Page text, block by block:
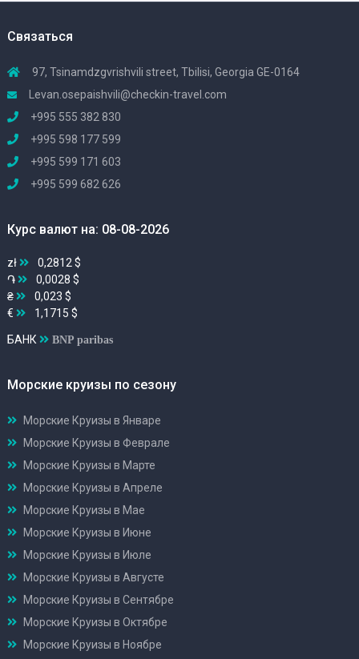
Связаться
97, Tsinamdzgvrishvili street, Tbilisi, Georgia GE-0164
Levan.osepaishvili@checkin-travel.com
+995 555 382 830
+995 598 177 599
+995 599 171 603
+995 599 682 626
Курс валют на: 08-08-2026
zł
0,2812 $
֏
0,0028 $
₴
0,023 $
€
1,1715 $
БАНК BNP paribas
Морские круизы по сезону
Морские Круизы в Январе
Морские Круизы в Феврале
Морские Круизы в Марте
Морские Круизы в Апреле
Морские Круизы в Мае
Морские Круизы в Июне
Морские Круизы в Июле
Морские Круизы в Августе
Морские Круизы в Сентябре
Морские Круизы в Октябре
Морские Круизы в Ноябре